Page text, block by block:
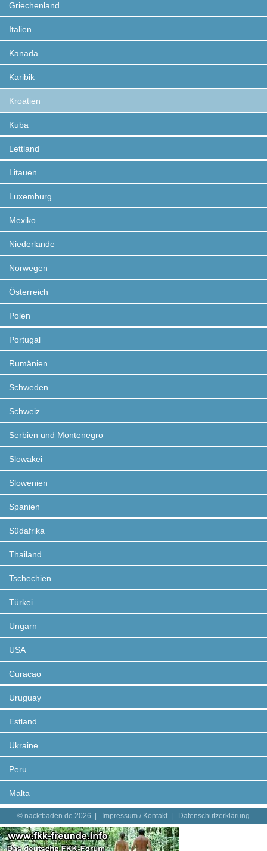
Griechenland
Italien
Kanada
Karibik
Kroatien
Kuba
Lettland
Litauen
Luxemburg
Mexiko
Niederlande
Norwegen
Österreich
Polen
Portugal
Rumänien
Schweden
Schweiz
Serbien und Montenegro
Slowakei
Slowenien
Spanien
Südafrika
Thailand
Tschechien
Türkei
Ungarn
USA
Curacao
Uruguay
Estland
Ukraine
Peru
Malta
© nacktbaden.de 2026 | Impressum / Kontakt| Datenschutzerklärung